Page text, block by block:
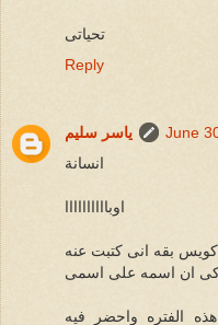
تحياتى
Reply
ياسر سليم
June
انسانة
اوباااااااااا
كويس بقه انى كتبت عنه
ان اسمه على اسمى
الفتره واحضر فيه